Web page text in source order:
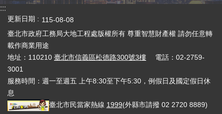
:::
更新日期
115-08-08
臺北市政府工務局大地工程處版權所有 尊重智慧財產權 請勿任意轉
載作商業用途
地址：110210 臺北市信義區松德路300號3樓 電話：02-2759-
3001
服務時間：週一至週五 上午8:30至下午5:30，例假日及國定假日休
息
臺北市民當家熱線 1999(外縣市請撥 02 2720 8889)